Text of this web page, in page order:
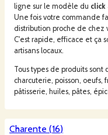
ligne sur le modèle du click
Une fois votre commande
distribution proche de chez
C'est rapide, efficace et ça
artisans locaux.
Tous types de produits sont
charcuterie, poisson, oeufs,
pâtisserie, huiles, pâtes,
Charente (16)